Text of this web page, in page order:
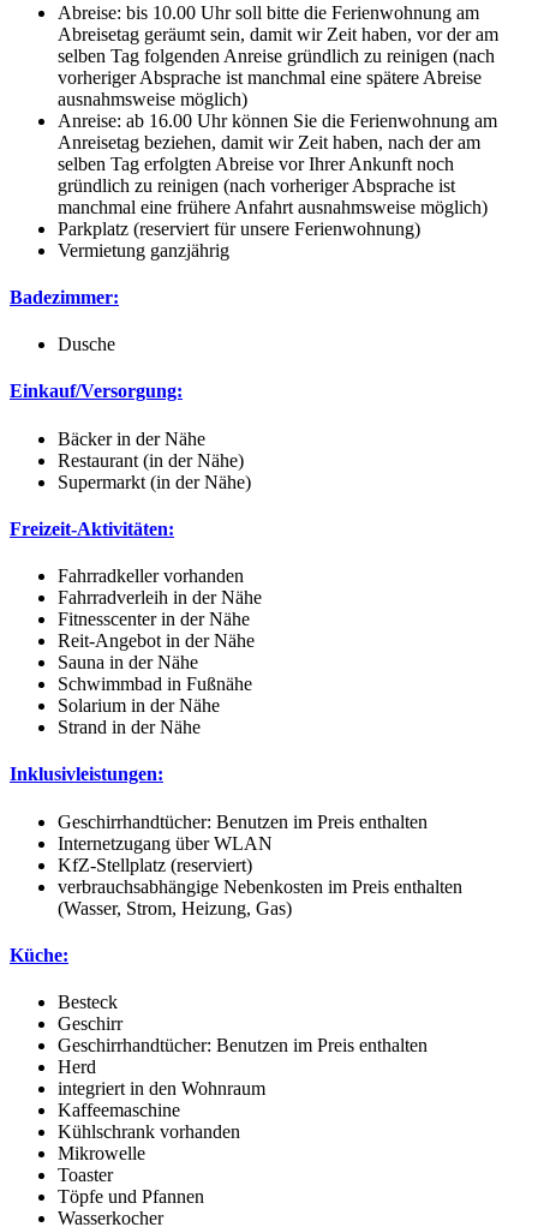
Abreise: bis 10.00 Uhr soll bitte die Ferienwohnung am
Abreisetag geräumt sein, damit wir Zeit haben, vor der am
selben Tag folgenden Anreise gründlich zu reinigen (nach
vorheriger Absprache ist manchmal eine spätere Abreise
ausnahmsweise möglich)
Anreise: ab 16.00 Uhr können Sie die Ferienwohnung am
Anreisetag beziehen, damit wir Zeit haben, nach der am
selben Tag erfolgten Abreise vor Ihrer Ankunft noch
gründlich zu reinigen (nach vorheriger Absprache ist
manchmal eine frühere Anfahrt ausnahmsweise möglich)
Parkplatz (reserviert für unsere Ferienwohnung)
Vermietung ganzjährig
Badezimmer:
Dusche
Einkauf/Versorgung:
Bäcker in der Nähe
Restaurant (in der Nähe)
Supermarkt (in der Nähe)
Freizeit-Aktivitäten:
Fahrradkeller vorhanden
Fahrradverleih in der Nähe
Fitnesscenter in der Nähe
Reit-Angebot in der Nähe
Sauna in der Nähe
Schwimmbad in Fußnähe
Solarium in der Nähe
Strand in der Nähe
Inklusivleistungen:
Geschirrhandtücher: Benutzen im Preis enthalten
Internetzugang über WLAN
KfZ-Stellplatz (reserviert)
verbrauchsabhängige Nebenkosten im Preis enthalten
(Wasser, Strom, Heizung, Gas)
Küche:
Besteck
Geschirr
Geschirrhandtücher: Benutzen im Preis enthalten
Herd
integriert in den Wohnraum
Kaffeemaschine
Kühlschrank vorhanden
Mikrowelle
Toaster
Töpfe und Pfannen
Wasserkocher